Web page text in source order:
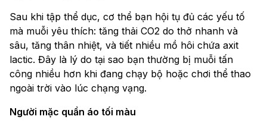
Sau khi tập thể dục, cơ thể bạn hội tụ đủ các yếu tố
mà muỗi yêu thích: tăng thải CO2 do thở nhanh và
sâu, tăng thân nhiệt, và tiết nhiều mồ hôi chứa axit
lactic. Đây là lý do tại sao bạn thường bị muỗi tấn
công nhiều hơn khi đang chạy bộ hoặc chơi thể thao
ngoài trời vào lúc chạng vạng.
Người mặc quần áo tối màu